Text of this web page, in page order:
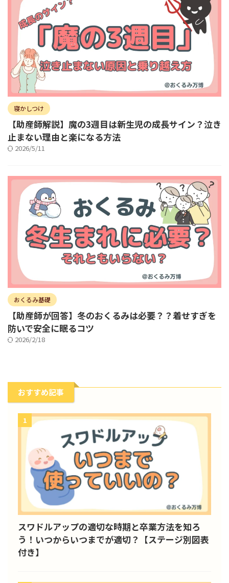
寝かしつけ
【助産師解説】魔の3週目は新生児の成長サイン？泣き
止まない理由と楽になる方法
2026/5/11
おくるみ基礎
【助産師が回答】冬のおくるみは必要？？着せすぎを
防いで安全に眠るコツ
2026/2/18
おすすめ記事
1
スワドルアップの適切な時期と卒業方法を知ろ
う！いつからいつまでが適切？【ステージ別図表
付き】